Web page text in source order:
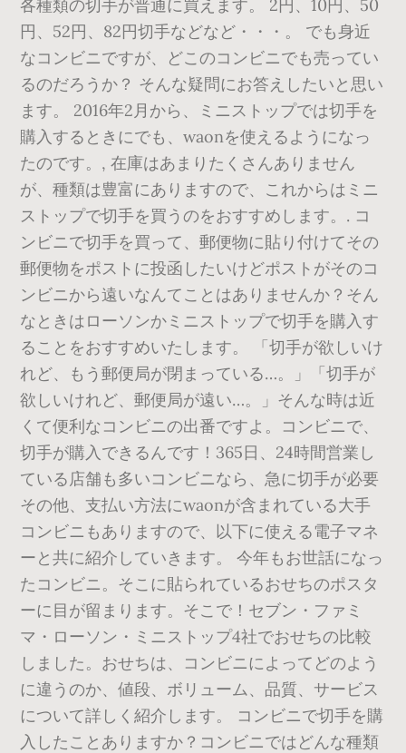
各種類の切手が普通に買えます。 2円、10円、50
円、52円、82円切手などなど・・・。 でも身近
なコンビニですが、どこのコンビニでも売ってい
るのだろうか？ そんな疑問にお答えしたいと思い
ます。 2016年2月から、ミニストップでは切手を
購入するときにでも、waonを使えるようになっ
たのです。, 在庫はあまりたくさんありません
が、種類は豊富にありますので、これからはミニ
ストップで切手を買うのをおすすめします。. コ
ンビニで切手を買って、郵便物に貼り付けてその
郵便物をポストに投函したいけどポストがそのコ
ンビニから遠いなんてことはありませんか？そん
なときはローソンかミニストップで切手を購入す
ることをおすすめいたします。 「切手が欲しいけ
れど、もう郵便局が閉まっている…。」「切手が
欲しいけれど、郵便局が遠い…。」そんな時は近
くて便利なコンビニの出番ですよ。コンビニで、
切手が購入できるんです！365日、24時間営業し
ている店舗も多いコンビニなら、急に切手が必要
その他、支払い方法にwaonが含まれている大手
コンビニもありますので、以下に使える電子マネ
ーと共に紹介していきます。 今年もお世話になっ
たコンビニ。そこに貼られているおせちのポスタ
ーに目が留まります。そこで！セブン・ファミ
マ・ローソン・ミニストップ4社でおせちの比較
しました。おせちは、コンビニによってどのよう
に違うのか、値段、ボリューム、品質、サービス
について詳しく紹介します。 コンビニで切手を購
入したことありますか？コンビニではどんな種類